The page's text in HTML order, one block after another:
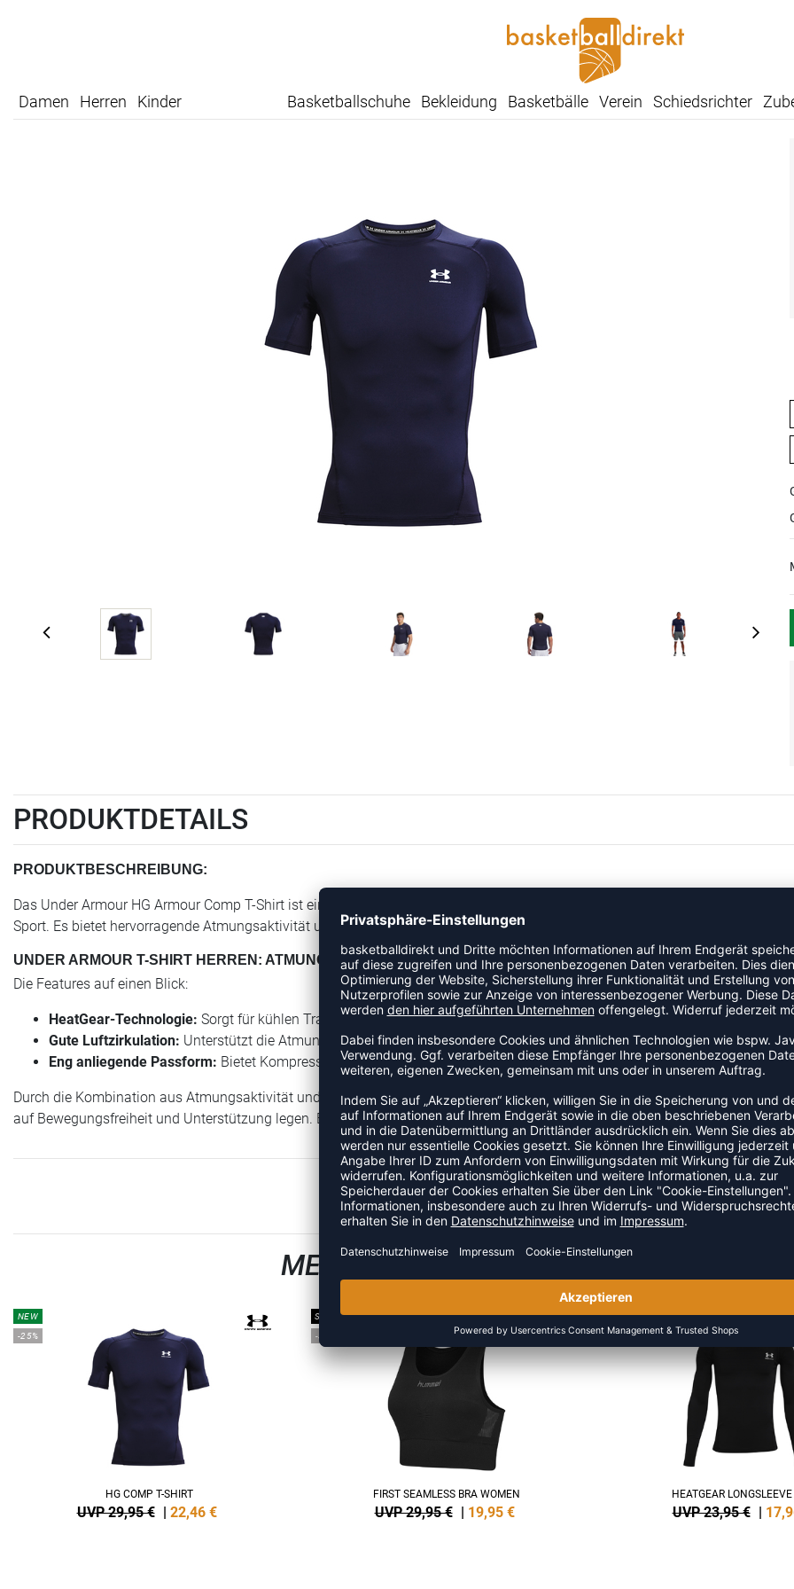
Damen Herren Kinder Basketballschuhe Bekleidung Basketbälle Verein Schiedsrichter
PRODUKTDETAILS
PRODUKTBESCHREIBUNG:
Das Under Armour HG Armour Comp T-Shirt ist ein eng anliegendes Kompressionsshirt für Herren, ideal für Fitness und
Sport. Es bietet hervorragende Atmungsaktivität und Feuchtigkeitsmanagement, perfekt für intensive Workouts.
UNDER ARMOUR T-SHIRT HERREN: ATMUNGSAKTIV UND KOMPRIMIEREND
Die Features auf einen Blick:
HeatGear-Technologie: Sorgt für kühlen Tragekomfort bei warmen Temperaturen.
Gute Luftzirkulation: Unterstützt die Atmungsaktivität während des Trainings.
Eng anliegende Passform: Bietet Kompression für Muskelunterstützung.
Durch die Kombination aus Atmungsaktivität und Kompression ist das T-Shirt eine gute Wahl für Volleyballspieler, die Wert
auf Bewegungsfreiheit und Unterstützung legen. Es hält dich angenehm kühl und trocken, während du dein Bestes gibst.
ZULETZT ANGESEHEN
MEHR AUS DER KATEGORIE
NEW
-25%
HG COMP T-SHIRT
UVP 29,95 € 22,46 €
SALE
-33%
FIRST SEAMLESS BRA WOMEN
UVP 29,95 € 19,95 €
NEW
-25%
HEATGEAR
UVP 23,95 €